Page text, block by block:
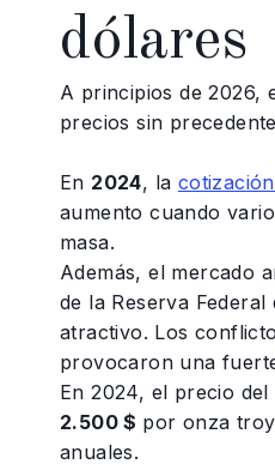
dólares
A principios de 2026,
precios sin
En 2024, la
aumento cuando
masa.
Además, el mercado
de la Reserva
atractivo. Los
provocaron una
En 2024, el precio
2.500 $ por onza
anuales.